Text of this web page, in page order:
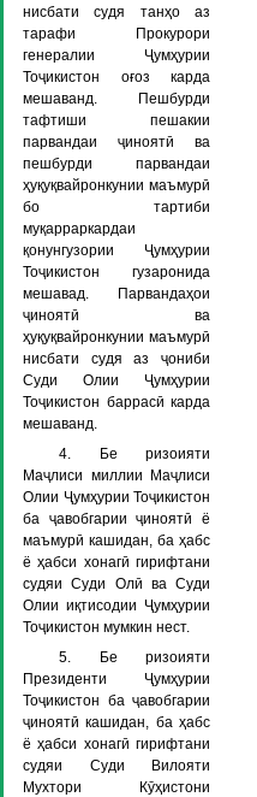
нисбати судя танҳо аз
тарафи Прокурори
генералии Ҷумҳурии
Тоҷикистон оғоз карда
мешаванд. Пешбурди
тафтиши пешакии
парвандаи ҷиноятӣ ва
пешбурди парвандаи
ҳуқуқвайронкунии маъмурӣ
бо тартиби
муқарраркардаи
қонунгузории Ҷумҳурии
Тоҷикистон гузаронида
мешавад. Парвандаҳои
ҷиноятӣ ва
ҳуқуқвайронкунии маъмурӣ
нисбати судя аз ҷониби
Суди Олии Ҷумҳурии
Тоҷикистон баррасӣ карда
мешаванд.
4. Бе ризоияти
Маҷлиси миллии Маҷлиси
Олии Ҷумҳурии Тоҷикистон
ба ҷавобгарии ҷиноятӣ ё
маъмурӣ кашидан, ба ҳабс
ё ҳабси хонагӣ гирифтани
судяи Суди Олӣ ва Суди
Олии иқтисодии Ҷумҳурии
Тоҷикистон мумкин нест.
5. Бе ризоияти
Президенти Ҷумҳурии
Тоҷикистон ба ҷавобгарии
ҷиноятӣ кашидан, ба ҳабс
ё ҳабси хонагӣ гирифтани
судяи Суди Вилояти
Мухтори Кӯҳистони